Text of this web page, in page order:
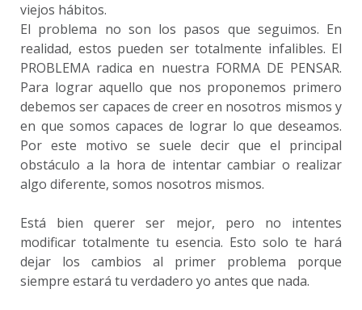
viejos hábitos.
El problema no son los pasos que seguimos. En
realidad, estos pueden ser totalmente infalibles. El
PROBLEMA radica en nuestra FORMA DE PENSAR.
Para lograr aquello que nos proponemos primero
debemos ser capaces de creer en nosotros mismos y
en que somos capaces de lograr lo que deseamos.
Por este motivo se suele decir que el principal
obstáculo a la hora de intentar cambiar o realizar
algo diferente, somos nosotros mismos.
Está bien querer ser mejor, pero no intentes
modificar totalmente tu esencia. Esto solo te hará
dejar los cambios al primer problema porque
siempre estará tu verdadero yo antes que nada.